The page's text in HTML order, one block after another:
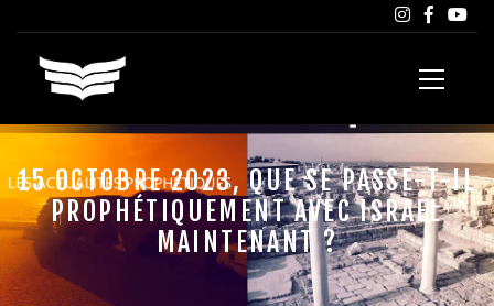
15 OCTOBRE 2023, QUE SE PASSE-T-IL
PROPHÉTIQUEMENT AVEC ISRAEL
MAINTENANT ?